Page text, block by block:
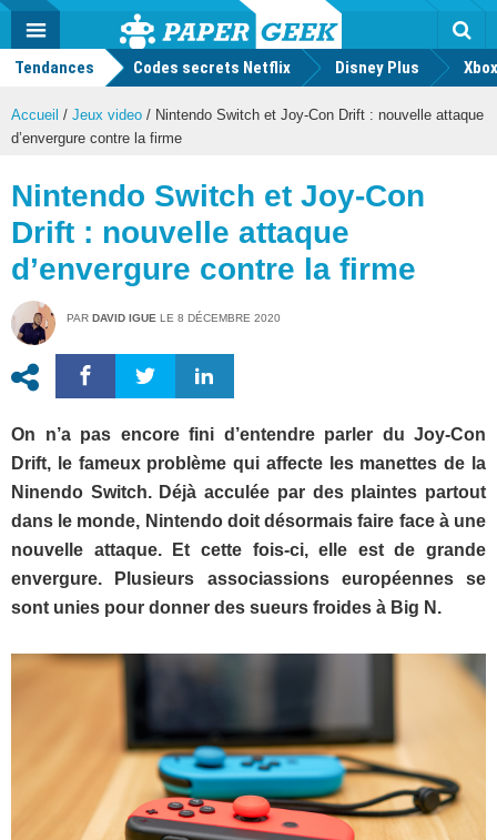
Actu
geek
MENU
Tendances Codes secrets Netflix Disney Plus
Accueil / Jeux video / Nintendo Switch et Joy-Con Drift : nouvelle attaque
d’envergure contre la firme
Nintendo Switch et Joy-Con
Drift : nouvelle attaque
d’envergure contre la firme
PAR DAVID IGUE LE 8 DÉCEMBRE 2020
On n’a pas encore fini d’entendre parler du Joy-Con
Drift, le fameux problème qui affecte les manettes de la
Ninendo Switch. Déjà acculée par des plaintes partout
dans le monde, Nintendo doit désormais faire face à une
nouvelle attaque. Et cette fois-ci, elle est de grande
envergure. Plusieurs associassions européennes se
sont unies pour donner des sueurs froides à Big N.
Mode
FacebookTwitter Youtube